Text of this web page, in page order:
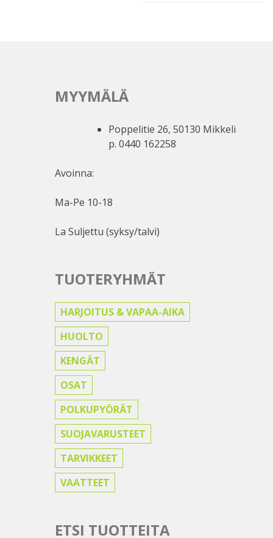
MYYMÄLÄ
Poppelitie 26, 50130 Mikkeli
p. 0440 162258
Avoinna:
Ma-Pe 10-18
La Suljettu (syksy/talvi)
TUOTERYHMÄT
HARJOITUS & VAPAA-AIKA
HUOLTO
KENGÄT
OSAT
POLKUPYÖRÄT
SUOJAVARUSTEET
TARVIKKEET
VAATTEET
ETSI TUOTTEITA